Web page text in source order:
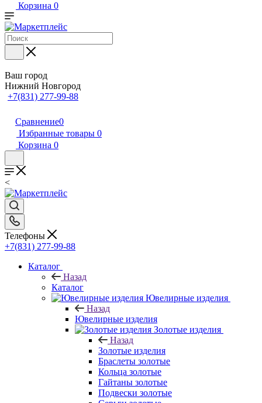
Корзина 0
Ваш город
Нижний Новгород
+7(831) 277-99-88
Сравнение0
Избранные товары 0
Корзина 0
<
Телефоны
+7(831) 277-99-88
Каталог
Назад
Каталог
Ювелирные изделия
Назад
Ювелирные изделия
Золотые изделия
Назад
Золотые изделия
Браслеты золотые
Кольца золотые
Гайтаны золотые
Подвески золотые